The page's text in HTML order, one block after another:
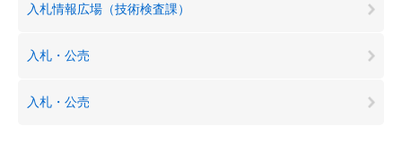
入札情報広場（技術検査課）
入札・公売
入札・公売